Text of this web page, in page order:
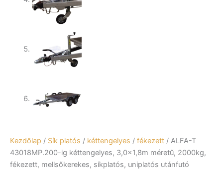
Kezdőlap / Sík platós / kéttengelyes / fékezett / ALFA-T
43018MP.200-ig kéttengelyes, 3,0×1,8m méretű, 2000kg,
fékezett, mellsőkerekes, síkplatós, uniplatós utánfutó